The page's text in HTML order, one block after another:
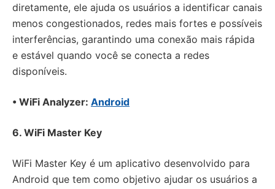
diretamente, ele ajuda os usuários a identificar canais
menos congestionados, redes mais fortes e possíveis
interferências, garantindo uma conexão mais rápida
e estável quando você se conecta a redes
disponíveis.
• WiFi Analyzer: Android
6. WiFi Master Key
WiFi Master Key é um aplicativo desenvolvido para
Android que tem como objetivo ajudar os usuários a